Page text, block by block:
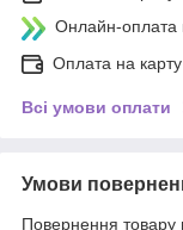
Онлайн-оплата
Оплата на
Всі умови оплати
Умови
Повернення товару